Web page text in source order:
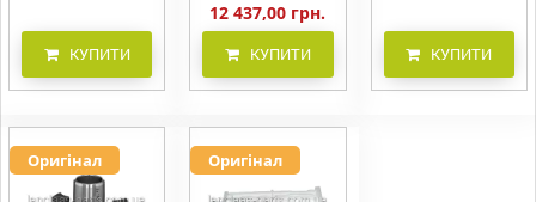
КУПИТИ
12 437,00 грн.
КУПИТИ КУПИТИ
Оригінал Оригінал